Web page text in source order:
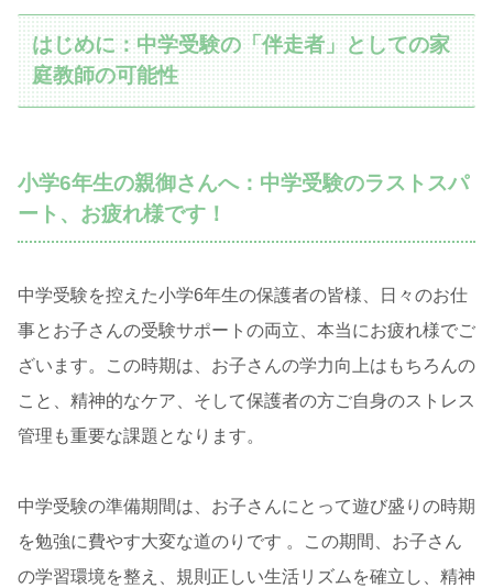
はじめに：中学受験の「伴走者」としての家
庭教師の可能性
小学6年生の親御さんへ：中学受験のラストスパ
ート、お疲れ様です！
中学受験を控えた小学6年生の保護者の皆様、日々のお仕
事とお子さんの受験サポートの両立、本当にお疲れ様でご
ざいます。この時期は、お子さんの学力向上はもちろんの
こと、精神的なケア、そして保護者の方ご自身のストレス
管理も重要な課題となります。
中学受験の準備期間は、お子さんにとって遊び盛りの時期
を勉強に費やす大変な道のりです 。この期間、お子さん
の学習環境を整え、規則正しい生活リズムを確立し、精神